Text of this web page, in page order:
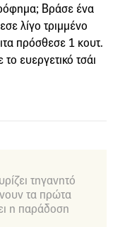
Βράσε ένα
λίγο τριμμένο
πρόσθεσε 1 κουτ.
ευεργετικό τσάι
τηγανητό
τα πρώτα
η παράδοση